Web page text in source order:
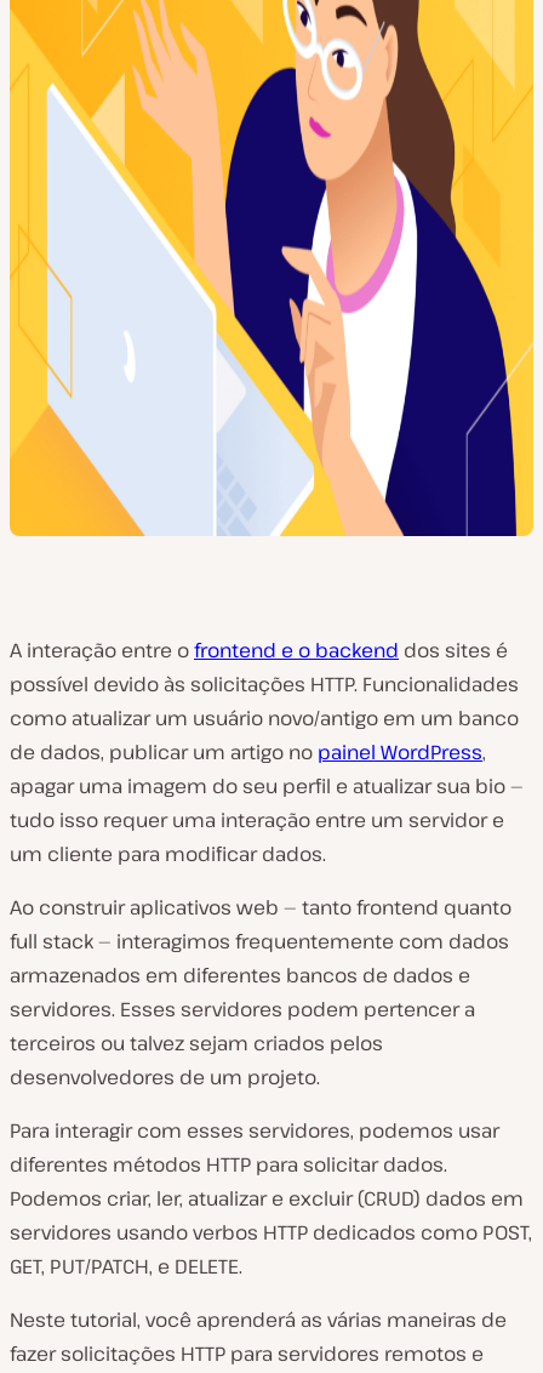
A interação entre ofrontend e o backend dos sites é
possível devido às solicitações HTTP. Funcionalidades
como atualizar um usuário novo/antigo em um banco
de dados, publicar um artigo no painel WordPress,
apagar uma imagem do seu perfil e atualizar sua bio —
tudo isso requer uma interação entre um servidor e
um cliente para modificar dados.
Ao construir aplicativos web — tanto frontend quanto
full stack — interagimos frequentemente com dados
armazenados em diferentes bancos de dados e
servidores. Esses servidores podem pertencer a
terceiros ou talvez sejam criados pelos
desenvolvedores de um projeto.
Para interagir com esses servidores, podemos usar
diferentes métodos HTTP para solicitar dados.
Podemos criar, ler, atualizar e excluir (CRUD) dados em
servidores usando verbos HTTP dedicados como POST,
GET, PUT/PATCH, e DELETE.
Neste tutorial, você aprenderá as várias maneiras de
fazer solicitações HTTP para servidores remotos e